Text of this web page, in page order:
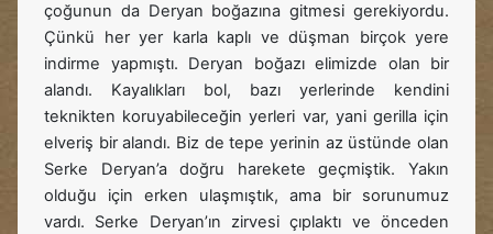
çoğunun da Deryan boğazına gitmesi gerekiyordu.
Çünkü her yer karla kaplı ve düşman birçok yere
indirme yapmıştı. Deryan boğazı elimizde olan bir
alandı. Kayalıkları bol, bazı yerlerinde kendini
teknikten koruyabileceğin yerleri var, yani gerilla için
elveriş bir alandı. Biz de tepe yerinin az üstünde olan
Serke Deryan’a doğru harekete geçmiştik. Yakın
olduğu için erken ulaşmıştık, ama bir sorunumuz
vardı. Serke Deryan’ın zirvesi çıplaktı ve önceden